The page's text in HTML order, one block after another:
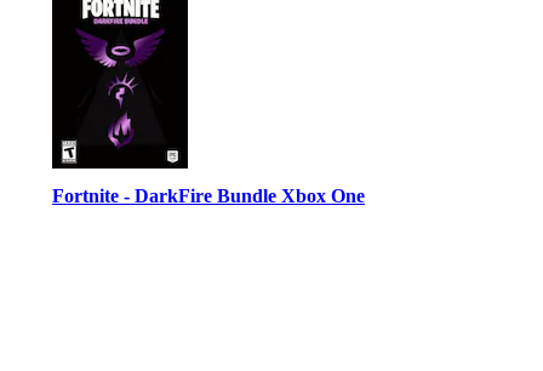
Fortnite - DarkFire Bundle Xbox One